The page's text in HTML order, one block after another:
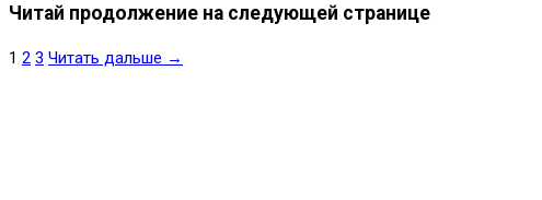
Читай продолжение на следующей странице
1 2 3 Читать дальше →